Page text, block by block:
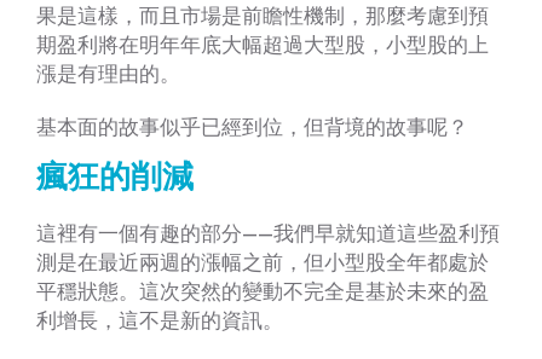
果是這樣，而且市場是前瞻性機制，那麼考慮到預
期盈利將在明年年底大幅超過大型股，小型股的上
漲是有理由的。
基本面的故事似乎已經到位，但背境的故事呢？
瘋狂的削減
這裡有一個有趣的部分——我們早就知道這些盈利預
測是在最近兩週的漲幅之前，但小型股全年都處於
平穩狀態。這次突然的變動不完全是基於未來的盈
利增長，這不是新的資訊。